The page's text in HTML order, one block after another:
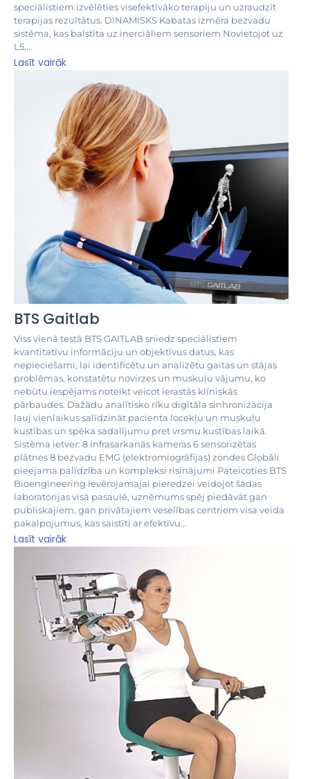
speciālistiem izvēlēties visefektīvāko terapiju un uzraudzīt
terapijas rezultātus. DINAMISKS Kabatas izmēra bezvadu
sistēma, kas balstīta uz inerciāliem sensoriem Novietojot uz
L5,...
Lasīt vairāk
BTS Gaitlab
Viss vienā testā BTS GAITLAB sniedz speciālistiem
kvantitatīvu informāciju un objektīvus datus, kas
nepieciešami, lai identificētu un analizētu gaitas un stājas
problēmas, konstatētu novirzes un muskuļu vājumu, ko
nebūtu iespējams noteikt veicot ierastās klīniskās
pārbaudes. Dažādu analītisko rīku digitāla sinhronizācija
ļauj vienlaikus salīdzināt pacienta locekļu un muskuļu
kustības un spēka sadalījumu pret vrsmu kustības laikā.
Sistēma ietver: 8 infrasarkanās kameras 6 sensorizētas
plātnes 8 bezvadu EMG (elektromiogrāfijas) zondes Globāli
pieejama palīdzība un kompleksi risinājumi Pateicoties BTS
Bioengineering ievērojamajai pieredzei veidojot šādas
laboratorijas visā pasaulē, uzņēmums spēj piedāvāt gan
publiskajiem, gan privātajiem veselības centriem visa veida
pakalpojumus, kas saistīti ar efektīvu...
Lasīt vairāk